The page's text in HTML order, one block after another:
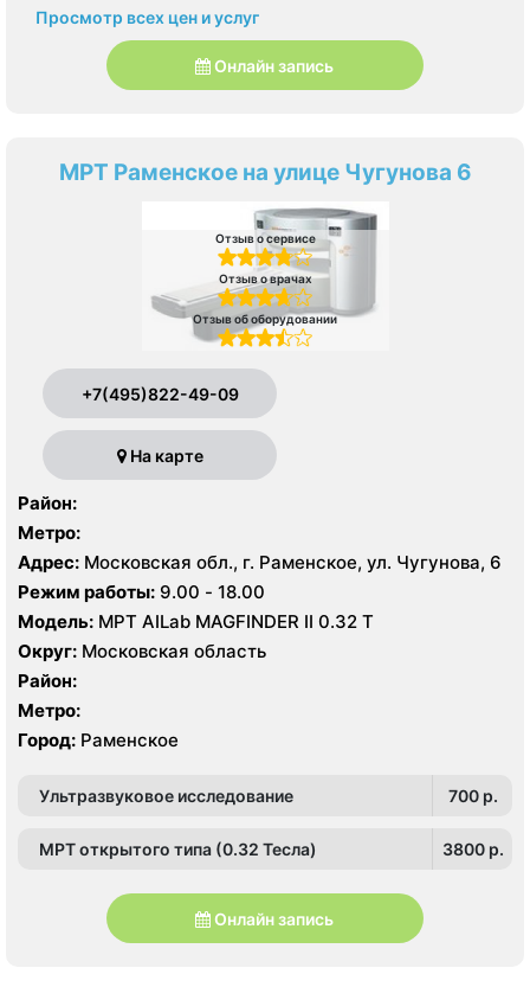
Просмотр всех цен и услуг
Онлайн запись
МРТ Раменское на улице Чугунова 6
Отзыв о сервисе
Отзыв о врачах
Отзыв об оборудовании
+7(495)822-49-09
На карте
Район:
Метро:
Адрес: Московская обл., г. Раменское, ул. Чугунова, 6
Режим работы: 9.00 - 18.00
Модель: МРТ AILab MAGFINDER II 0.32 Т
Округ: Московская область
Район:
Метро:
Город: Раменское
Ультразвуковое исследование 700 p.
МРТ открытого типа (0.32 Тесла) 3800 p.
Онлайн запись